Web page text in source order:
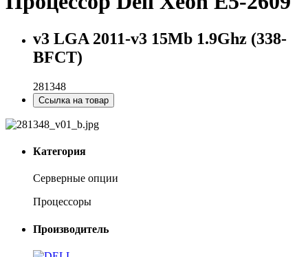
v3 LGA 2011-v3 15Mb 1.9Ghz (338-
BFCT)
281348
Ссылка на товар
Категория
Серверные опции
Процессоры
Производитель